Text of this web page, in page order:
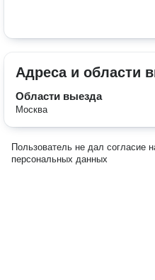
Адреса и области
Области выезда
Москва
Пользователь не дал согласие
персональных данных